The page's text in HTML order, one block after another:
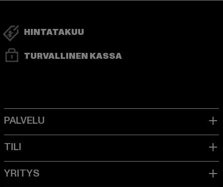
HINTATAKUU
TURVALLINEN KASSA